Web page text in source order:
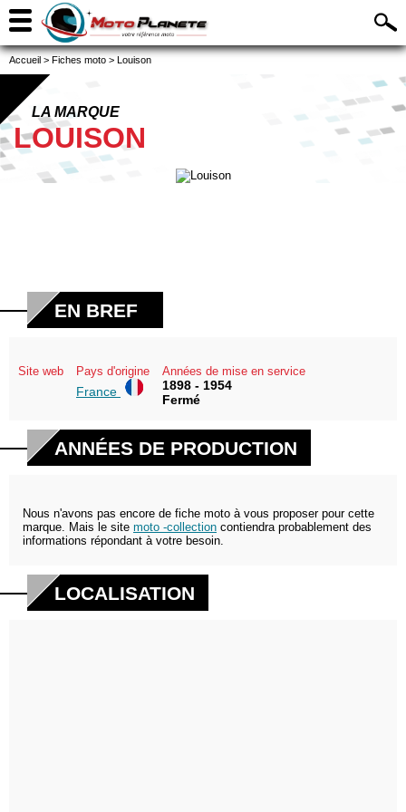
Accueil > Fiches moto > Louison
LA MARQUE
LOUISON
EN BREF
Site web Pays d'origine
France
Années de mise en service
1898 - 1954
Fermé
ANNÉES DE PRODUCTION
Nous n'avons pas encore de fiche moto à vous proposer pour cette
marque. Mais le site moto -collection contiendra probablement des
informations répondant à votre besoin.
LOCALISATION